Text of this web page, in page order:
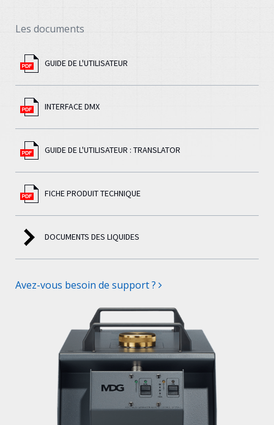
Les documents
GUIDE DE L'UTILISATEUR
INTERFACE DMX
GUIDE DE L'UTILISATEUR : TRANSLATOR
FICHE PRODUIT TECHNIQUE
DOCUMENTS DES LIQUIDES
Avez-vous besoin de support ?